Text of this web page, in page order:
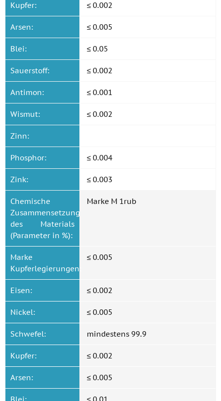
Kupfer: ≤ 0.002
Arsen: ≤ 0.005
Blei: ≤ 0.05
Sauerstoff: ≤ 0.002
Antimon: ≤ 0.001
Wismut: ≤ 0.002
Zinn:
Phosphor: ≤ 0.004
Zink: ≤ 0.003
Chemische
Zusammensetzung
des Materials
(Parameter in %):
Marke M 1rub
Marke
Kupferlegierungen:
≤ 0.005
Eisen: ≤ 0.002
Nickel: ≤ 0.005
Schwefel: mindestens 99.9
Kupfer: ≤ 0.002
Arsen: ≤ 0.005